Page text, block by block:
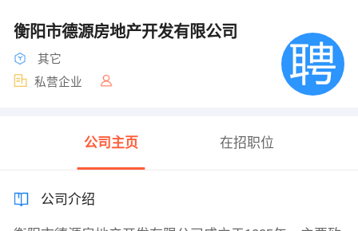
衡阳市德源房地产开发有限公司
其它
私营企业
公司主页 在招职位
公司介绍